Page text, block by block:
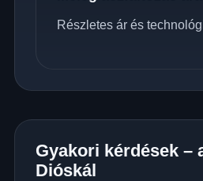
Részletes ár és
Gyakori kérdések –
Dióskál